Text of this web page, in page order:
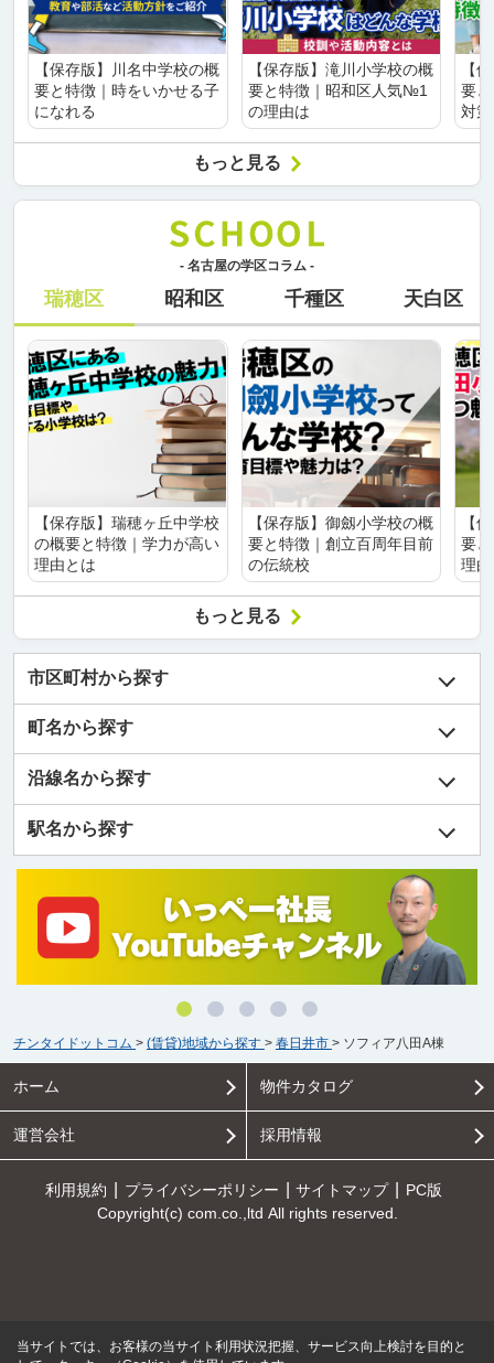
【保存版】川名中学校の概
要と特徴｜時をいかせる子
になれる
【保存版】滝川小学校の概
要と特徴｜昭和区人気№1
の理由は
【
要
対
もっと見る
- 名古屋の学区コラム -
瑞穂区 昭和区 千種区 天白区
【保存版】瑞穂ヶ丘中学校
の概要と特徴｜学力が高い
理由とは
【保存版】御劔小学校の概
要と特徴｜創立百周年目前
の伝統校
【
要
理
もっと見る
市区町村から探す
町名から探す
沿線名から探す
駅名から探す
チンタイドットコム > (賃貸)地域から探す > 春日井市 > ソフィア八田A棟
ホーム 物件カタログ
運営会社 採用情報
利用規約 プライバシーポリシー サイトマップ
PC版
Copyright(c) com.co.,ltd All rights reserved.
当サイトでは、お客様の当サイト利用状況把握、サービス向上検討を目的と